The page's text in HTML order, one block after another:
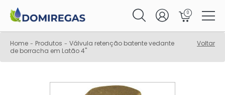
0
Home - Produtos - Válvula retenção batente vedante
de borracha em Latão 4"
Voltar